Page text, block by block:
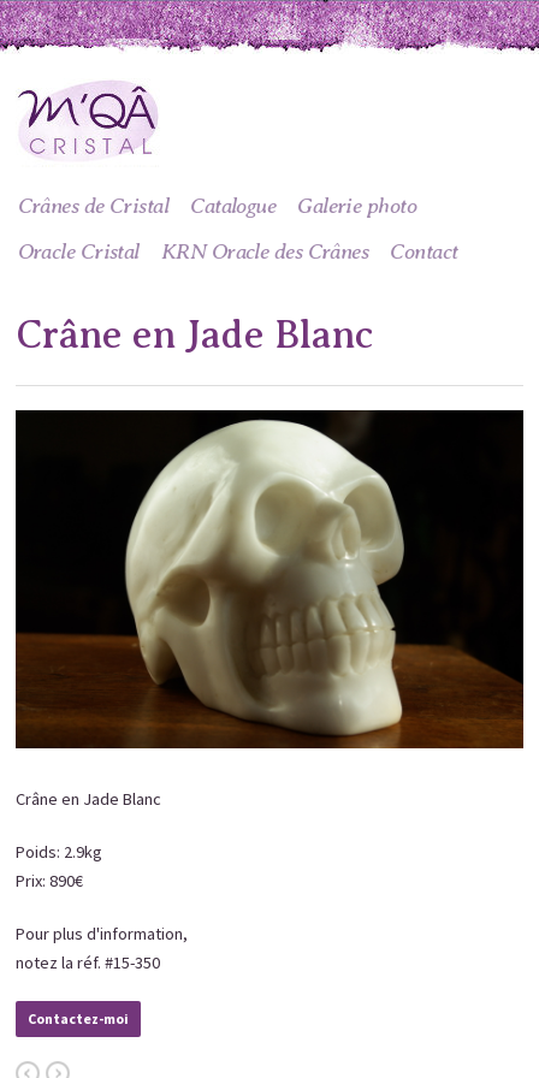
Crânes de Cristal Catalogue
Galerie photo
Oracle Cristal
KRN Oracle des Crânes Contact
Crâne en Jade Blanc
Crâne en Jade Blanc
Poids: 2.9kg
Prix: 890€
Pour plus d'information,
notez la réf. #15-350
Contactez-moi